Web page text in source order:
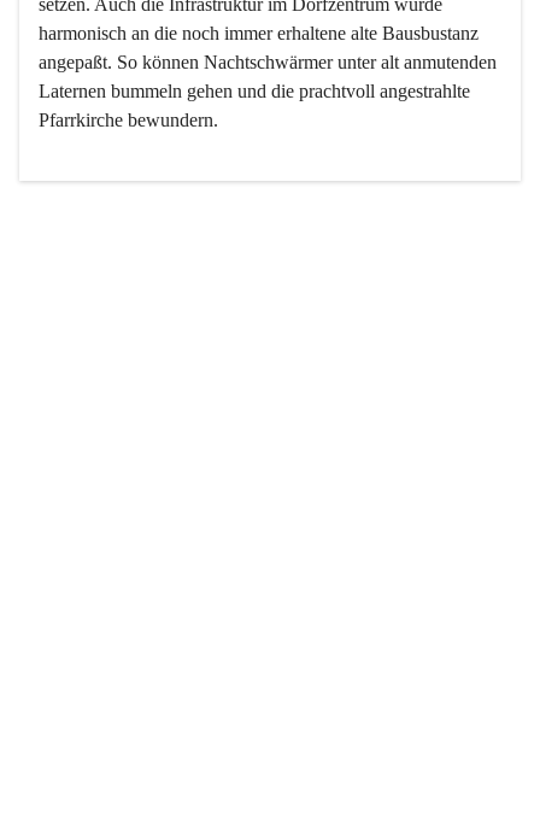
setzen. Auch die Infrastruktur im Dorfzentrum wurde
harmonisch an die noch immer erhaltene alte Bausbustanz
angepaßt. So können Nachtschwärmer unter alt anmutenden
Laternen bummeln gehen und die prachtvoll angestrahlte
Pfarrkirche bewundern.
Der Weinbau dominert heute nicht mehr, ist aber integrativer